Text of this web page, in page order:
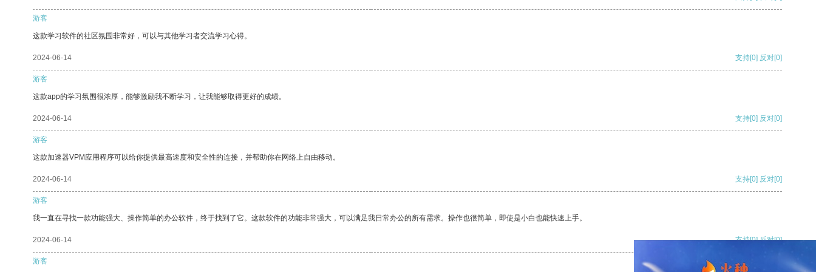
游客
这款学习软件的社区氛围非常好，可以与其他学习者交流学习心得。
2024-06-14 支持[0] 反对[0]
游客
这款app的学习氛围很浓厚，能够激励我不断学习，让我能够取得更好的成绩。
2024-06-14 支持[0] 反对[0]
游客
这款加速器VPM应用程序可以给你提供最高速度和安全性的连接，并帮助你在网络上自由移动。
2024-06-14 支持[0] 反对[0]
游客
我一直在寻找一款功能强大、操作简单的办公软件，终于找到了它。这款软件的功能非常强大，可以满足我日常办公的所有需求。操作也很简单，即使是小白也能快速上手。
2024-06-14 支持[0] 反对[0]
游客